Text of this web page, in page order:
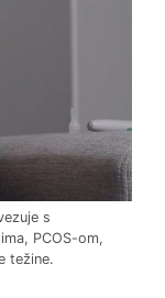
s
PCOS-om,
težine.